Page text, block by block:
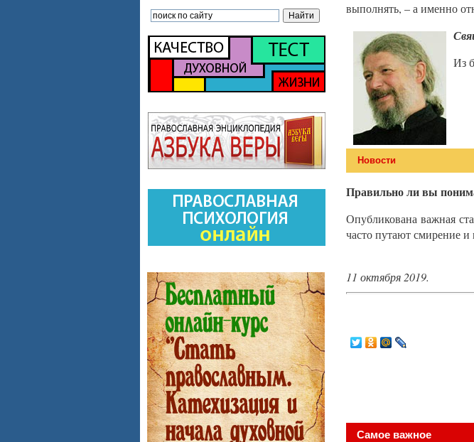
выполнять, – а именно
Из
Новости
Правильно ли вы
Опубликована важная
часто путают смирение
11 октября 2019.
Самое важное